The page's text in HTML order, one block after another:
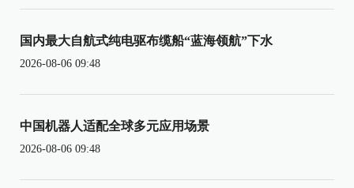
国内最大自航式纯电驱布缆船“蓝海领航”下水
2026-08-06 09:48
中国机器人适配全球多元应用场景
2026-08-06 09:48